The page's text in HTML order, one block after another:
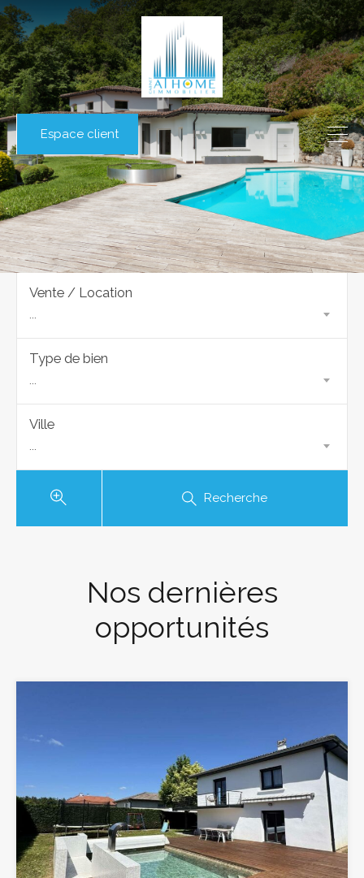
Espace client
Vente / Location
...
Type de bien
...
Ville
...
Recherche
Nos dernières
opportunités